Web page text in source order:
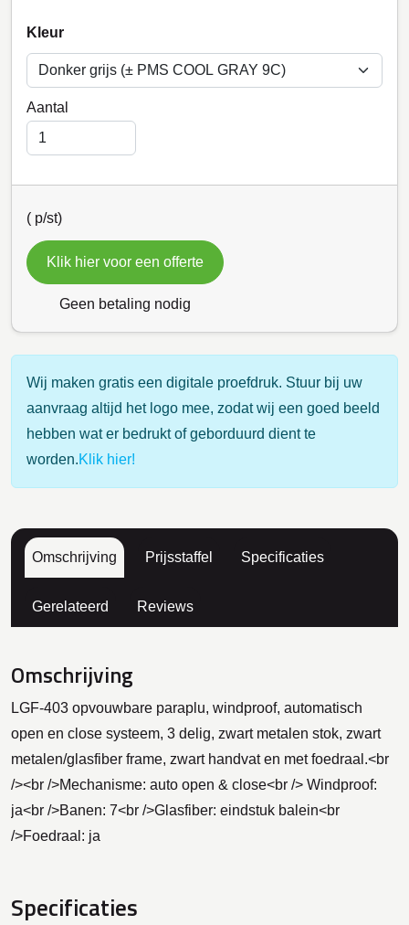
Kleur
Aantal
( p/st)
Klik hier voor een offerte
Geen betaling nodig
Wij maken gratis een digitale proefdruk. Stuur bij uw
aanvraag altijd het logo mee, zodat wij een goed beeld
hebben wat er bedrukt of geborduurd dient te
worden.Klik hier!
Omschrijving Prijsstaffel Specificaties
Gerelateerd Reviews
Omschrijving
LGF-403 opvouwbare paraplu, windproof, automatisch
open en close systeem, 3 delig, zwart metalen stok, zwart
metalen/glasfiber frame, zwart handvat en met foedraal.<br
/><br />Mechanisme: auto open & close<br /> Windproof:
ja<br />Banen: 7<br />Glasfiber: eindstuk balein<br
/>Foedraal: ja
Specificaties